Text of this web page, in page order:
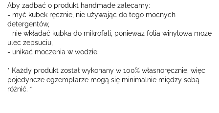
Aby zadbać o produkt handmade zalecamy:
- myć kubek ręcznie, nie używając do tego mocnych
detergentów,
- nie wkładać kubka do mikrofali, ponieważ folia winylowa może
ulec zepsuciu,
- unikać moczenia w wodzie.
* Każdy produkt został wykonany w 100% własnoręcznie, więc
pojedyncze egzemplarze mogą się minimalnie między sobą
różnić. *